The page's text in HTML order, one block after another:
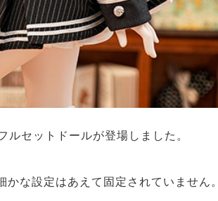
セットドールが登場しました。
な設定はあえて固定されていません。